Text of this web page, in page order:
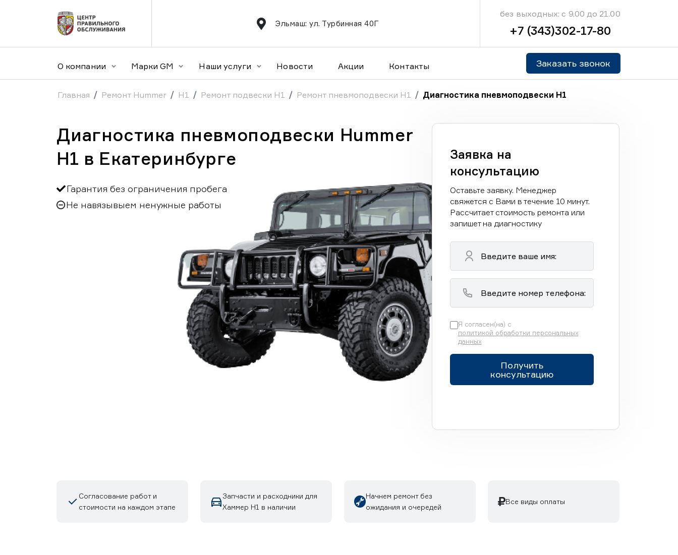
Эльмаш: ул. Турбинная 40Г
без выходных: с 9.00 до 21.00
+7 (343)302-17-80
О компании Марки GM Наши услуги Новости Акции Контакты Заказать звонок
Главная Ремонт Hummer H1 Ремонт подвески H1 Ремонт пневмоподвески H1 Диагностика пневмоподвески H1
Диагностика пневмоподвески Hummer
H1 в Екатеринбурге
Гарантия без ограничения пробега
Не навязывыем ненужные работы
Заявка на
консультацию
Оставьте заявку. Менеджер
свяжется с Вами в течение 10 минут.
Рассчитает стоимость ремонта или
запишет на диагностику
Я согласен(на) с
политикой обработки персональных
данных
Получить
консультацию
Согласование работ и
стоимости на каждом этапе
Запчасти и расходники для
Хаммер H1 в наличии
Начнем ремонт без
ожидания и очередей
Все виды оплаты